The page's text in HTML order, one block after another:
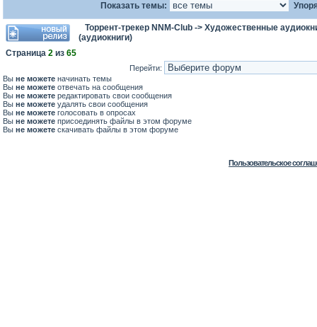
Показать темы:
Торрент-трекер NNM-Club -> Художественные
(аудиокниги)
Страница 2 из 65
Перейти:
Вы не можете начинать темы
Вы не можете отвечать на сообщения
Вы не можете редактировать свои сообщения
Вы не можете удалять свои сообщения
Вы не можете голосовать в опросах
Вы не можете присоединять файлы в этом форуме
Вы не можете скачивать файлы в этом форуме
Пользовательское